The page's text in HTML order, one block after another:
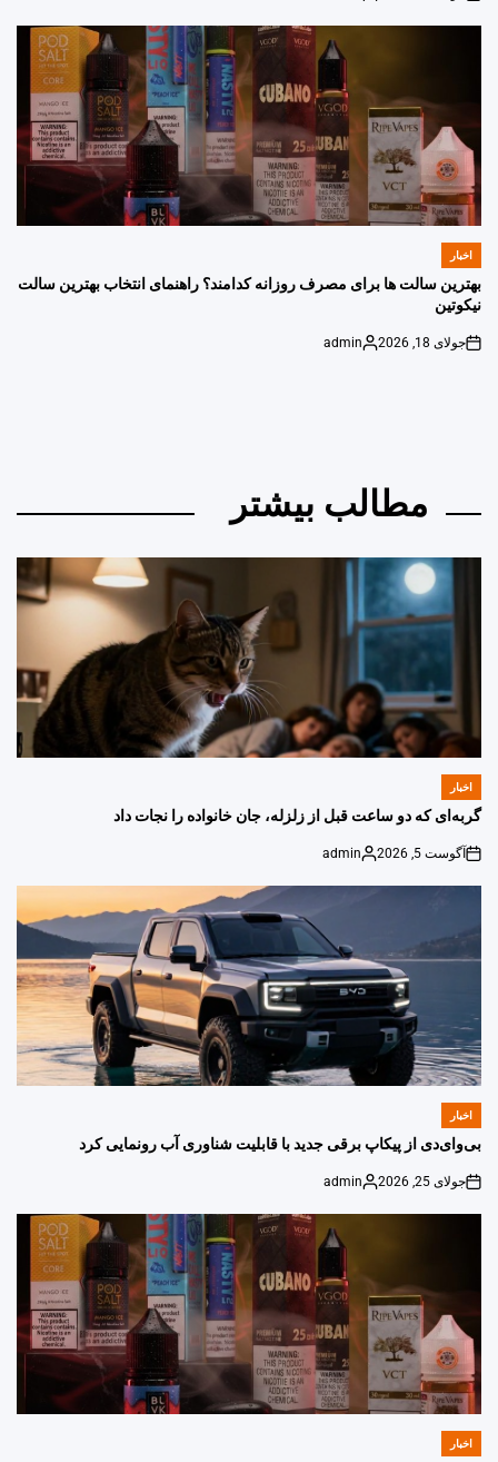
POSTED
اخبار
بهترین سالت ها برای مصرف روزانه کدامند؟ راهنمای انتخاب بهترین سالت
نیکوتین
on
جولای 18, 2026
Posted
admin
مطالب بیشتر
POSTED
IN
اخبار
گربه‌ای که دو ساعت قبل از زلزله، جان خانواده را نجات داد
on
آگوست 5, 2026
Posted
admin
POSTED
اخبار
بی‌وای‌دی از پیکاپ برقی جدید با قابلیت شناوری آب رونمایی کرد
on
جولای 25, 2026
Posted
admin
POSTED
اخبار